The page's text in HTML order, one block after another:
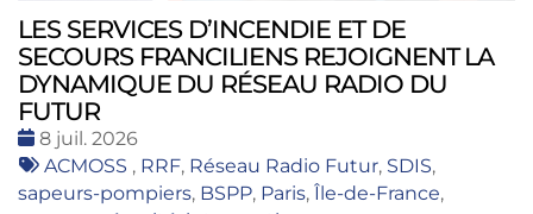
LES SERVICES D’INCENDIE ET DE
SECOURS FRANCILIENS REJOIGNENT LA
DYNAMIQUE DU RÉSEAU RADIO DU
FUTUR
Date
:
8 juil. 2026
Tags
:
ACMOSS , RRF, Réseau Radio Futur, SDIS,
sapeurs-pompiers, BSPP, Paris, Île-de-France,